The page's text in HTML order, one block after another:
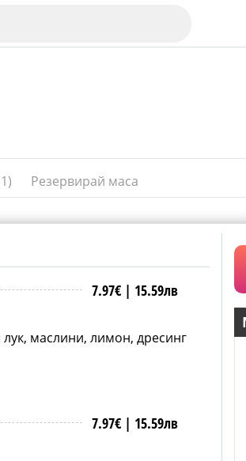
Резервирай маса
7.97€ | 15.59лв
лук, маслини, лимон, дресинг
7.97€ | 15.59лв